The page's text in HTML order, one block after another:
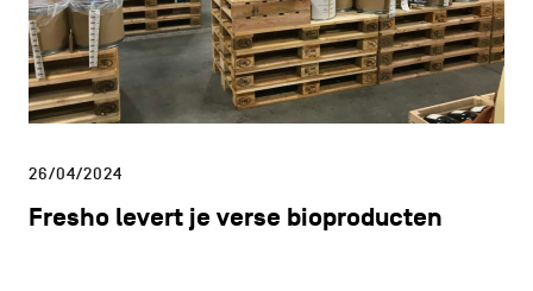
26/04/2024
Fresho levert je verse bioproducten